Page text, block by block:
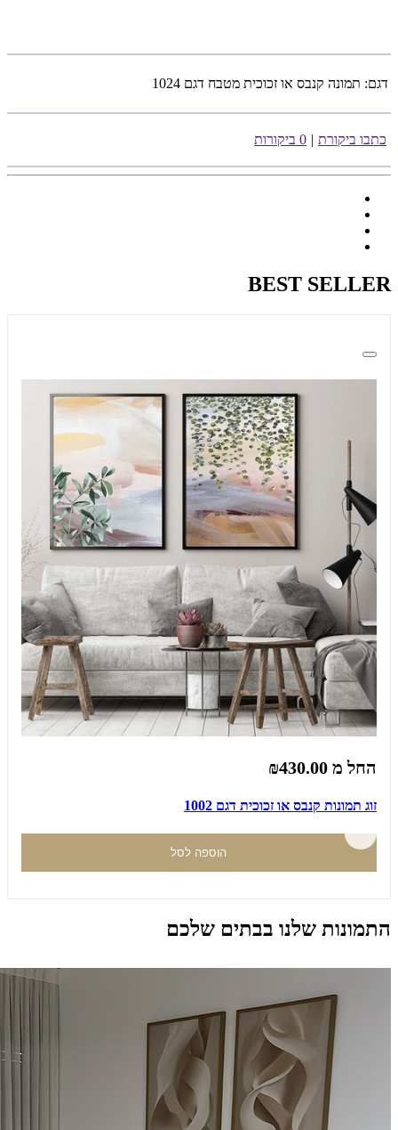
דגם: תמונה קנבס או זכוכית מטבח דגם 1024
כתבו ביקורת | 0 ביקורות
BEST SELLER
החל מ ₪430.00
זוג תמונות קנבס או זכוכית דגם 1002
הוספה לסל
התמונות שלנו בבתים שלכם